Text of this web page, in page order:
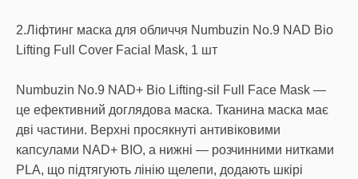
2.Ліфтинг маска для обличчя Numbuzin No.9 NAD Bio
Lifting Full Cover Facial Mask, 1 шт
Numbuzin No.9 NAD+ Bio Lifting-sil Full Face Mask —
це ефективний доглядова маска. Тканина маска має
дві частини. Верхні просякнуті антивіковими
капсулами NAD+ BIO, а нижні — розчинними нитками
PLA, що підтягують лінію щелепи, додають шкірі